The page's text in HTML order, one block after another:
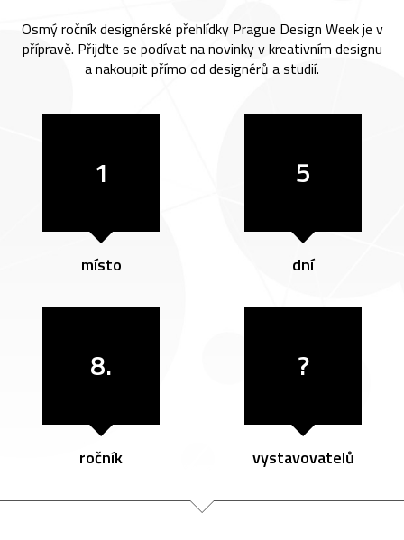
Osmý ročník designérské přehlídky Prague Design Week je v
přípravě. Přijďte se podívat na novinky v kreativním designu
a nakoupit přímo od designérů a studií.
1
místo
5
dní
8.
ročník
?
vystavovatelů